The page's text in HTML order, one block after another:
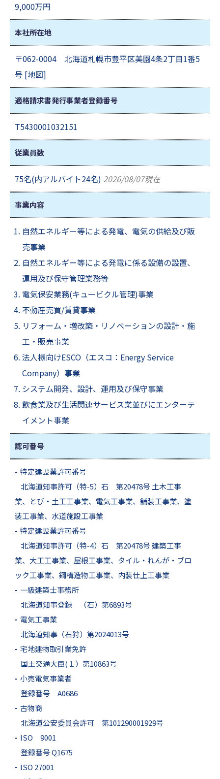
9,000万円
本社所在地
〒062-0004 北海道札幌市豊平区美園4条2丁目1番5
号 [地図]
適格請求書発行事業者登録番号
T5430001032151
従業員数
75名(内アルバイト24名) 2026/08/07現在
事業内容
自然エネルギー等による発電、電気の供給及び販
売事業
自然エネルギー等による発電に係る設備の設置、
運用及び保守管理業務等
電気保安業務(キュービクル管理)事業
不動産売買/賃貸事業
リフォーム・増改築・リノベーションの設計・施
工・販売事業
法人様向けESCO（エスコ：Energy Service
Company）事業
システム開発、設計、運用及び保守事業
飲食業及び生活関連サービス業並びにエンターテ
イメント事業
認可番号
- 特定建設業許可番号
北海道知事許可（特-5）石 第20478号 土木工事
業、とび・土工工事業、電気工事業、舗装工事業、塗
装工事業、水道施設工事業
- 特定建設業許可番号
北海道知事許可（特-4）石 第20478号 建築工事
業、大工工事業、屋根工事業、タイル・れんが・ブロ
ック工事業、鋼構造物工事業、内装仕上工事業
- 一級建築士事務所
北海道知事登録 （石）第6893号
- 電気工事業
北海道知事（石狩）第2024013号
- 宅地建物取引業免許
国土交通大臣(１）第10863号
- 小売電気事業者
登録番号 A0686
- 古物商
北海道公安委員会許可 第101290001929号
- ISO 9001
登録番号 Q1675
- ISO 27001